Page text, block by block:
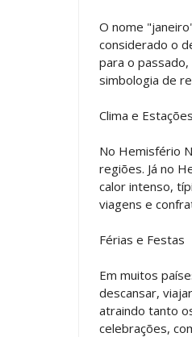
O nome
considerado o
para o
simbologia de
Clima e Estações
No Hemisfério
regiões. Já no
calor intenso,
viagens e
Férias e Festas
Em muitos
descansar,
atraindo tanto
celebrações,